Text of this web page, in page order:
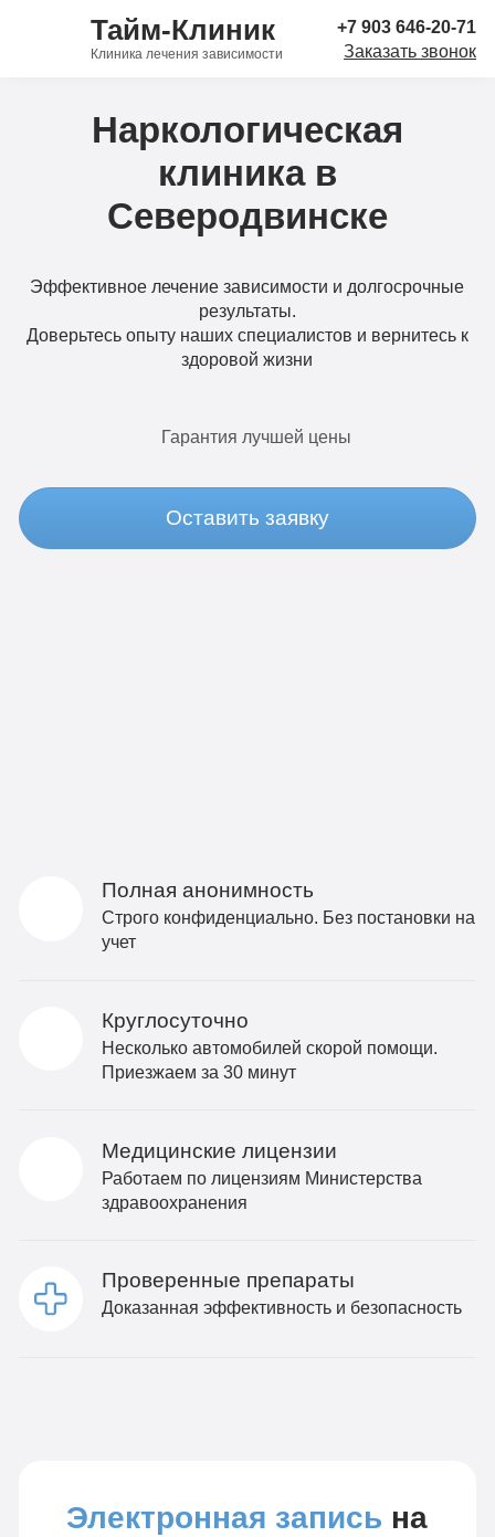
Тайм-Клиник
Клиника лечения зависимости
+7 903 646-20-71
Заказать звонок
Наркологическая
клиника в
Северодвинске
Эффективное лечение зависимости и долгосрочные
результаты.
Доверьтесь опыту наших специалистов и вернитесь к
здоровой жизни
Оставить заявку
Гарантия лучшей цены
Полная анонимность
Строго конфиденциально. Без постановки на
учет
Круглосуточно
Несколько автомобилей скорой помощи.
Приезжаем за 30 минут
Медицинские лицензии
Работаем по лицензиям Министерства
здравоохранения
Проверенные препараты
Доказанная эффективность и безопасность
Электронная запись на